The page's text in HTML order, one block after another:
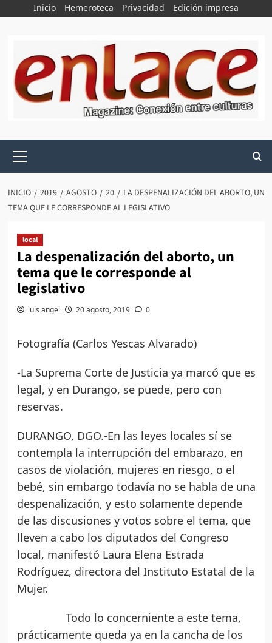
Inicio Hemeroteca Privacidad Edición impresa
principal
INICIO 2019 AGOSTO 20
LA DESPENALIZACIÓN DEL ABORTO, UN
TEMA QUE LE CORRESPONDE AL LEGISLATIVO
local
La despenalización del aborto, un
tema que le corresponde al
legislativo
luis angel 20 agosto, 2019 0
Fotografía (Carlos Yescas Alvarado)
-La Suprema Corte de Justicia ya marcó que es
legal, y en Durango, se puede, pero con
reservas.
DURANGO, DGO.-En las leyes locales sí se
contempla la interrupción del embarazo, en
casos de violación, mujeres en riesgo, o el
bebé, sin embargo todavía no se habla de una
despenalización, y esto solamente depende
de las discusiones y votos sobre el tema, que
lleven a cabo los diputados del Congreso
local, manifestó Laura Elena Estrada
Rodríguez, directora del Instituto Estatal de la
Mujer.
Todo lo concerniente a este tema,
prácticamente queda ya en la cancha de los